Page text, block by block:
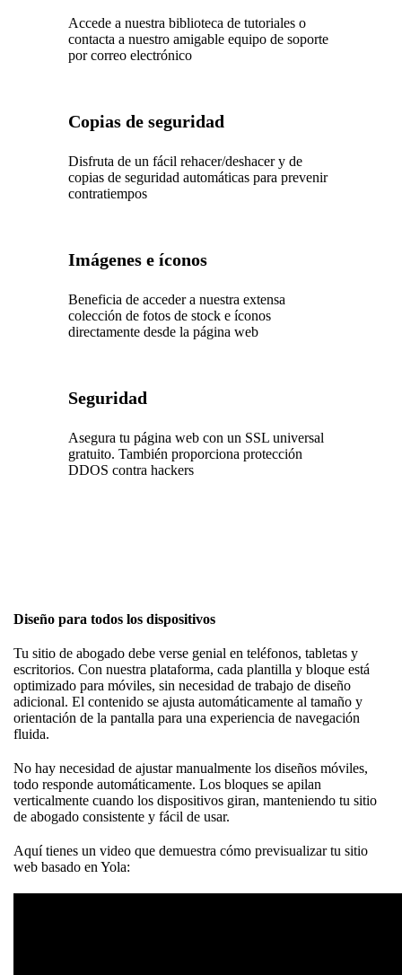
Accede a nuestra biblioteca de tutoriales o
contacta a nuestro amigable equipo de soporte
por correo electrónico
Copias de seguridad
Disfruta de un fácil rehacer/deshacer y de
copias de seguridad automáticas para prevenir
contratiempos
Imágenes e íconos
Beneficia de acceder a nuestra extensa
colección de fotos de stock e íconos
directamente desde la página web
Seguridad
Asegura tu página web con un SSL universal
gratuito. También proporciona protección
DDOS contra hackers
Diseño para todos los dispositivos
Tu sitio de abogado debe verse genial en teléfonos, tabletas y
escritorios. Con nuestra plataforma, cada plantilla y bloque está
optimizado para móviles, sin necesidad de trabajo de diseño
adicional. El contenido se ajusta automáticamente al tamaño y
orientación de la pantalla para una experiencia de navegación
fluida.
No hay necesidad de ajustar manualmente los diseños móviles,
todo responde automáticamente. Los bloques se apilan
verticalmente cuando los dispositivos giran, manteniendo tu sitio
de abogado consistente y fácil de usar.
Aquí tienes un video que demuestra cómo previsualizar tu sitio
web basado en Yola: